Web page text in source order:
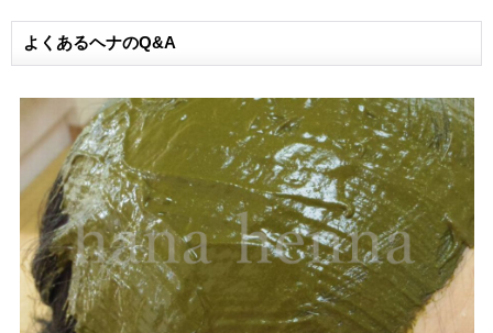
よくあるヘナのQ&A